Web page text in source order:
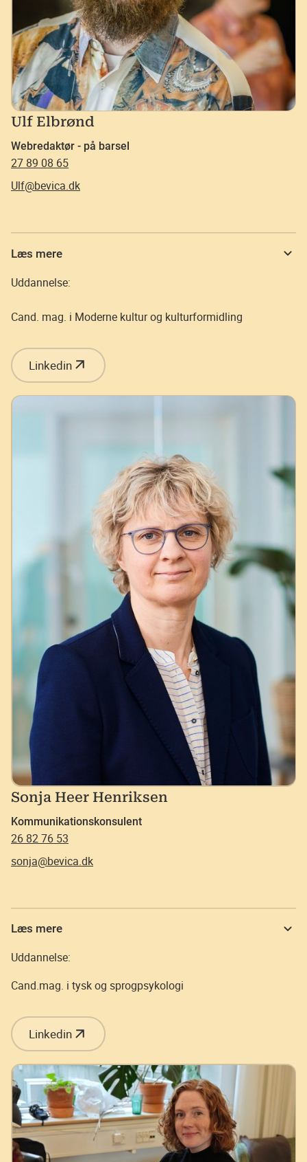
Ulf Elbrønd
Webredaktør - på barsel
27 89 08 65
Ulf@bevica.dk
Læs mere
Uddannelse:
Cand. mag. i Moderne kultur og kulturformidling
Linkedin
Sonja Heer Henriksen
Kommunikationskonsulent
26 82 76 53
sonja@bevica.dk
Læs mere
Uddannelse:
Cand.mag. i tysk og sprogpsykologi
Linkedin